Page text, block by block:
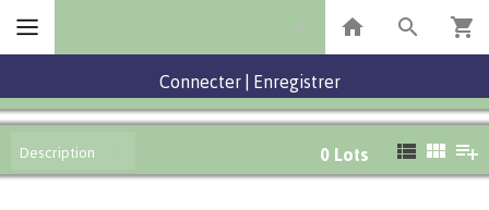
Connecter Enregistrer
Description 0 Lots